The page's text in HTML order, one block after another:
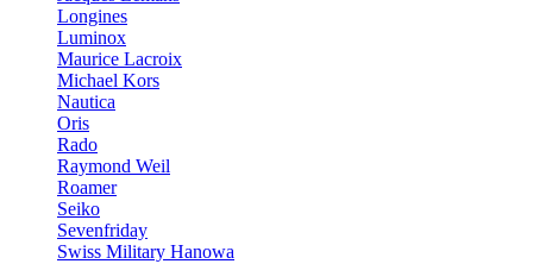
Longines
Luminox
Maurice Lacroix
Michael Kors
Nautica
Oris
Rado
Raymond Weil
Roamer
Seiko
Sevenfriday
Swiss Military Hanowa